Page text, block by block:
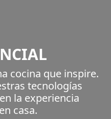
cocina que inspire.
tecnologías
la experiencia
casa.